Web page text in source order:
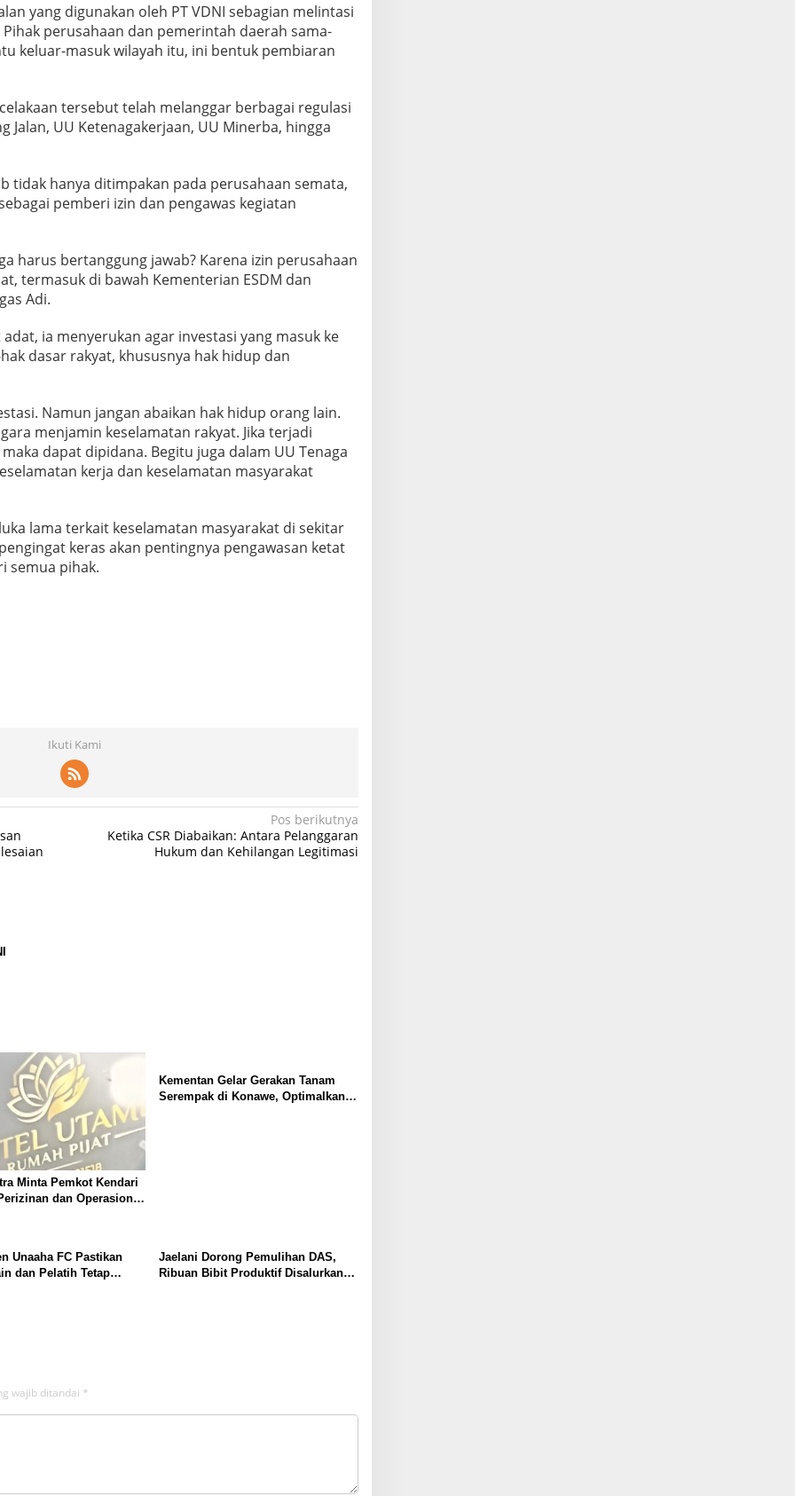
yang digunakan oleh PT VDNI sebagian melintasi
perusahaan dan pemerintah daerah sama-
keluar-masuk wilayah itu, ini bentuk pembiaran
tersebut telah melanggar berbagai regulasi
Jalan, UU Ketenagakerjaan, UU Minerba, hingga
tidak hanya ditimpakan pada perusahaan semata,
pemberi izin dan pengawas kegiatan
harus bertanggung jawab? Karena izin perusahaan
termasuk di bawah Kementerian ESDM dan
Adi.
ia menyerukan agar investasi yang masuk ke
dasar rakyat, khususnya hak hidup dan
Namun jangan abaikan hak hidup orang lain.
menjamin keselamatan rakyat. Jika terjadi
dapat dipidana. Begitu juga dalam UU Tenaga
kerja dan keselamatan masyarakat
lama terkait keselamatan masyarakat di sekitar
keras akan pentingnya pengawasan ketat
semua pihak.
Ikuti Kami
Pos berikutnya
Ketika CSR Diabaikan: Antara Pelanggaran
Hukum dan Kehilangan Legitimasi
Minta Pemkot Kendari
dan Operasional
Kementan Gelar Gerakan Tanam
Serempak di Konawe, Optimalkan
Unaaha FC Pastikan
dan Pelatih Tetap
Jaelani Dorong Pemulihan DAS,
Ribuan Bibit Produktif Disalurkan
wajib ditandai *